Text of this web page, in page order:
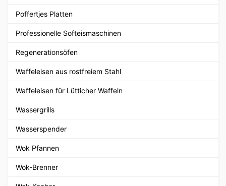
Poffertjes Platten
Professionelle Softeismaschinen
Regenerationsöfen
Waffeleisen aus rostfreiem Stahl
Waffeleisen für Lütticher Waffeln
Wassergrills
Wasserspender
Wok Pfannen
Wok-Brenner